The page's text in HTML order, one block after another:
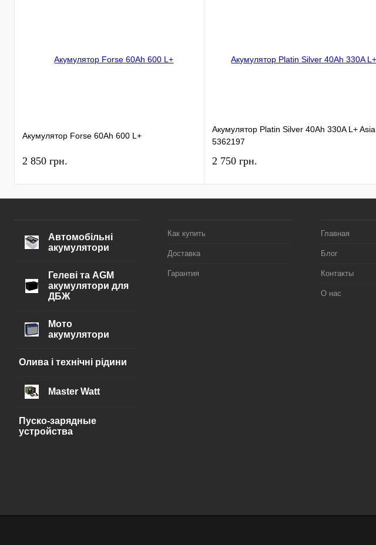
Акумулятор Forse 60Ah 600 L+
2 850 грн.
Акумулятор Platin Silver 40Ah 330A L+ Asia
5362197
2 750 грн.
Автомобільні
акумулятори
Гелеві та AGM
акумулятори для
ДБЖ
Мото
акумулятори
Олива і технічні рідини
Master Watt
Пуско-зарядные
устройства
Как купить
Доставка
Гарантия
Главная
Блог
Контакты
О нас